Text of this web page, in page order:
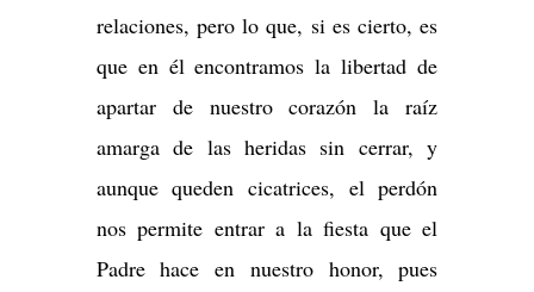
relaciones, pero lo que, si es cierto, es
que en él encontramos la libertad de
apartar de nuestro corazón la raíz
amarga de las heridas sin cerrar, y
aunque queden cicatrices, el perdón
nos permite entrar a la fiesta que el
Padre hace en nuestro honor, pues